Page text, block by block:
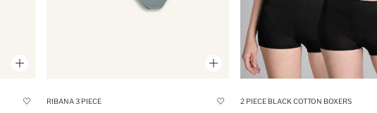
RIBANA 3 PIECE 2 PIECE BLACK COTTON BOXERS